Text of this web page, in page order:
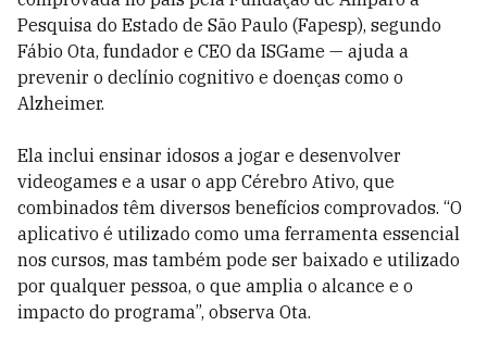
Pesquisa do Estado de São Paulo (Fapesp), segundo
Fábio Ota, fundador e CEO da ISGame — ajuda a
prevenir o declínio cognitivo e doenças como o
Alzheimer.
Ela inclui ensinar idosos a jogar e desenvolver
videogames e a usar o app Cérebro Ativo, que
combinados têm diversos benefícios comprovados. “O
aplicativo é utilizado como uma ferramenta essencial
nos cursos, mas também pode ser baixado e utilizado
por qualquer pessoa, o que amplia o alcance e o
impacto do programa”, observa Ota.